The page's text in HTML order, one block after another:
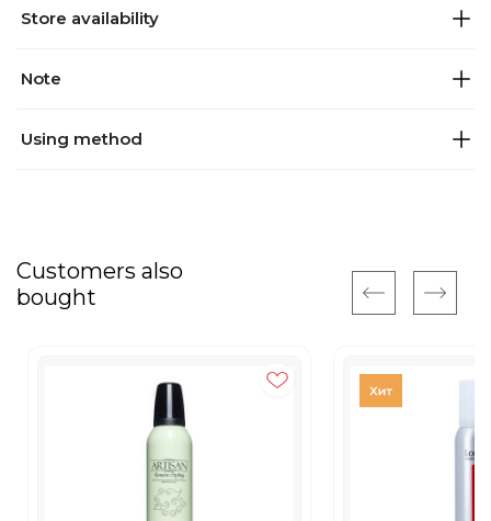
Store availability
Note
Using method
Customers also
bought